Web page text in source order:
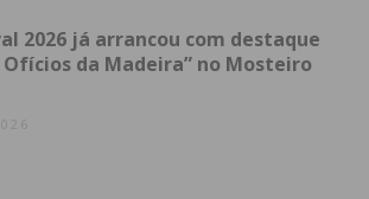
2026 já arrancou com destaque
da Madeira” no Mosteiro